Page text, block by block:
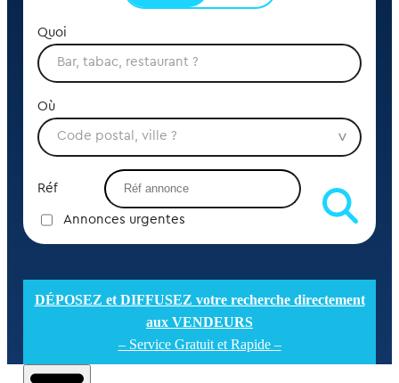
Quoi
Où
Réf
Annonces urgentes
DÉPOSEZ et DIFFUSEZ votre recherche directement
aux VENDEURS
– Service Gratuit et Rapide –